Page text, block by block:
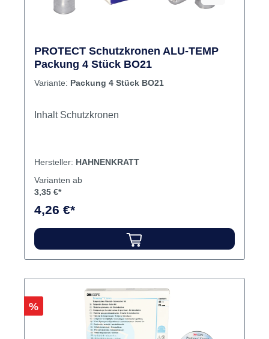
PROTECT Schutzkronen ALU-TEMP
Packung 4 Stück BO21
Variante: Packung 4 Stück BO21
Inhalt Schutzkronen
Hersteller: HAHNENKRATT
Varianten ab
3,35 €*
4,26 €*
Rabatt
%